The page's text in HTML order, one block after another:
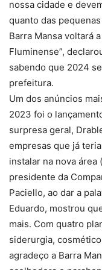
nossa cidade e
quanto das
Barra Mansa voltará
Fluminense”,
sabendo que 2024
prefeitura.
Um dos anúncios
2023 foi o
surpresa geral,
empresas que já
instalar na nova área
presidente da
Paciello, ao dar a
Eduardo, mostrou
mais. Com quatro
siderurgia,
agradeço a Barra